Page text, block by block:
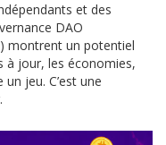
et des
DAO
montrent un potentiel
à jour, les économies,
jeu. C’est une